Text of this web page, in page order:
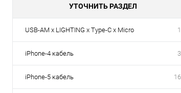
УТОЧНИТЬ РАЗДЕЛ
USB-AM x LIGHTING х Type-C х Micro 1
iPhone-4 кабель 3
iPhone-5 кабель 16